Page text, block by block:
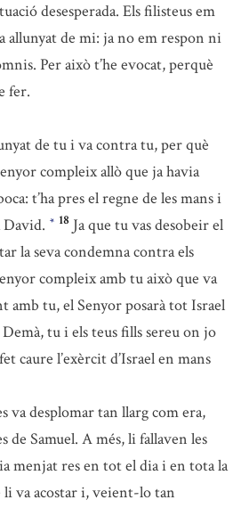
desesperada. Els filisteus em
allunyat de mi: ja no em respon ni
Per això t’he evocat, perquè
fer.
de tu i va contra tu, per què
compleix allò que ja havia
t’ha pres el regne de les mans i
David. * 18 Ja que tu vas desobeir el
la seva condemna contra els
compleix amb tu això que va
amb tu, el Senyor posarà tot Israel
tu i els teus fills sereu on jo
caure l’exèrcit d’Israel en mans
va desplomar tan llarg com era,
de Samuel. A més, li fallaven les
menjat res en tot el dia i en tota la
li va acostar i, veient-lo tan